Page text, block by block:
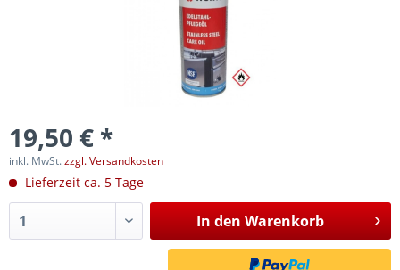
19,50 € *
inkl. MwSt.zzgl. Versandkosten
Lieferzeit ca. 5 Tage
In den Warenkorb